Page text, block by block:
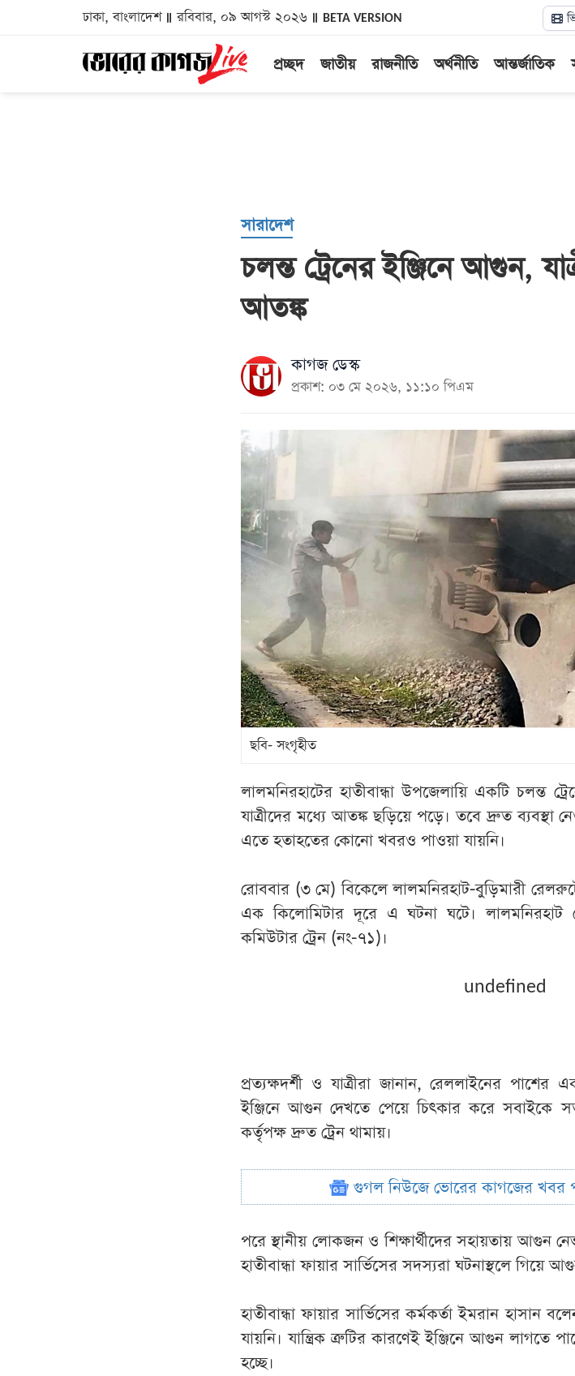
ঢাকা, বাংলাদেশ রবিবার, ০৯ আগস্ট ২০২৬ BETA VERSION
প্রচ্ছদ জাতীয় রাজনীতি অর্থনীতি আন্তর্জাতিক
সারাদেশ
চলন্ত ট্রেনের ইঞ্জিনে আগুন,
আতঙ্ক
কাগজ ডেস্ক
প্রকাশ: ০৩ মে ২০২৬, ১১:১০ পিএম
ছবি- সংগৃহীত
লালমনিরহাটের হাতীবান্ধা উপজেলায়ি একটি চলন্ত
যাত্রীদের মধ্যে আতঙ্ক ছড়িয়ে পড়ে। তবে দ্রুত ব্যবস্থা
এতে হতাহতের কোনো খবরও পাওয়া যায়নি।
রোববার (৩ মে) বিকেলে লালমনিরহাট-বুড়িমারী রেলরুটে
এক কিলোমিটার দূরে এ ঘটনা ঘটে। লালমনিরহাট
কমিউটার ট্রেন (নং-৭১)।
undefined
প্রত্যক্ষদর্শী ও যাত্রীরা জানান, রেললাইনের পাশের
ইঞ্জিনে আগুন দেখতে পেয়ে চিৎকার করে সবাইকে
কর্তৃপক্ষ দ্রুত ট্রেন থামায়।
গুগল নিউজে ভোরের কাগজের
পরে স্থানীয় লোকজন ও শিক্ষার্থীদের সহায়তায় আগুন
হাতীবান্ধা ফায়ার সার্ভিসের সদস্যরা ঘটনাস্থলে গিয়ে
হাতীবান্ধা ফায়ার সার্ভিসের কর্মকর্তা ইমরান
যায়নি। যান্ত্রিক ত্রুটির কারণেই ইঞ্জিনে আগুন লাগতে
হচ্ছে।